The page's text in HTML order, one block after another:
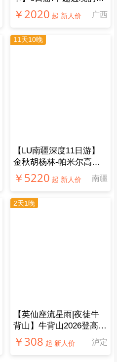
里兰卡，不一样的玩法
￥2020 起 新人价 广西
11天10晚
【LU南疆深度11日游】
金秋胡杨林-帕米尔高
原，南疆风光人文一网打
尽
￥5220 起 新人价 南疆
2天1晚
【英仙座流星雨|夜徒牛
背山】牛背山2026登高，
登牛背之巅，解锁最美日
出云海雪山！
￥308 起 新人价 泸定